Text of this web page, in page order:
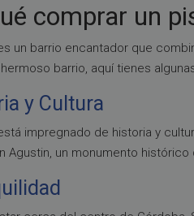
comprar un
un barrio encantador que
barrio, aquí tienes
y Cultura
impregnado de historia y
Agustin, un monumento